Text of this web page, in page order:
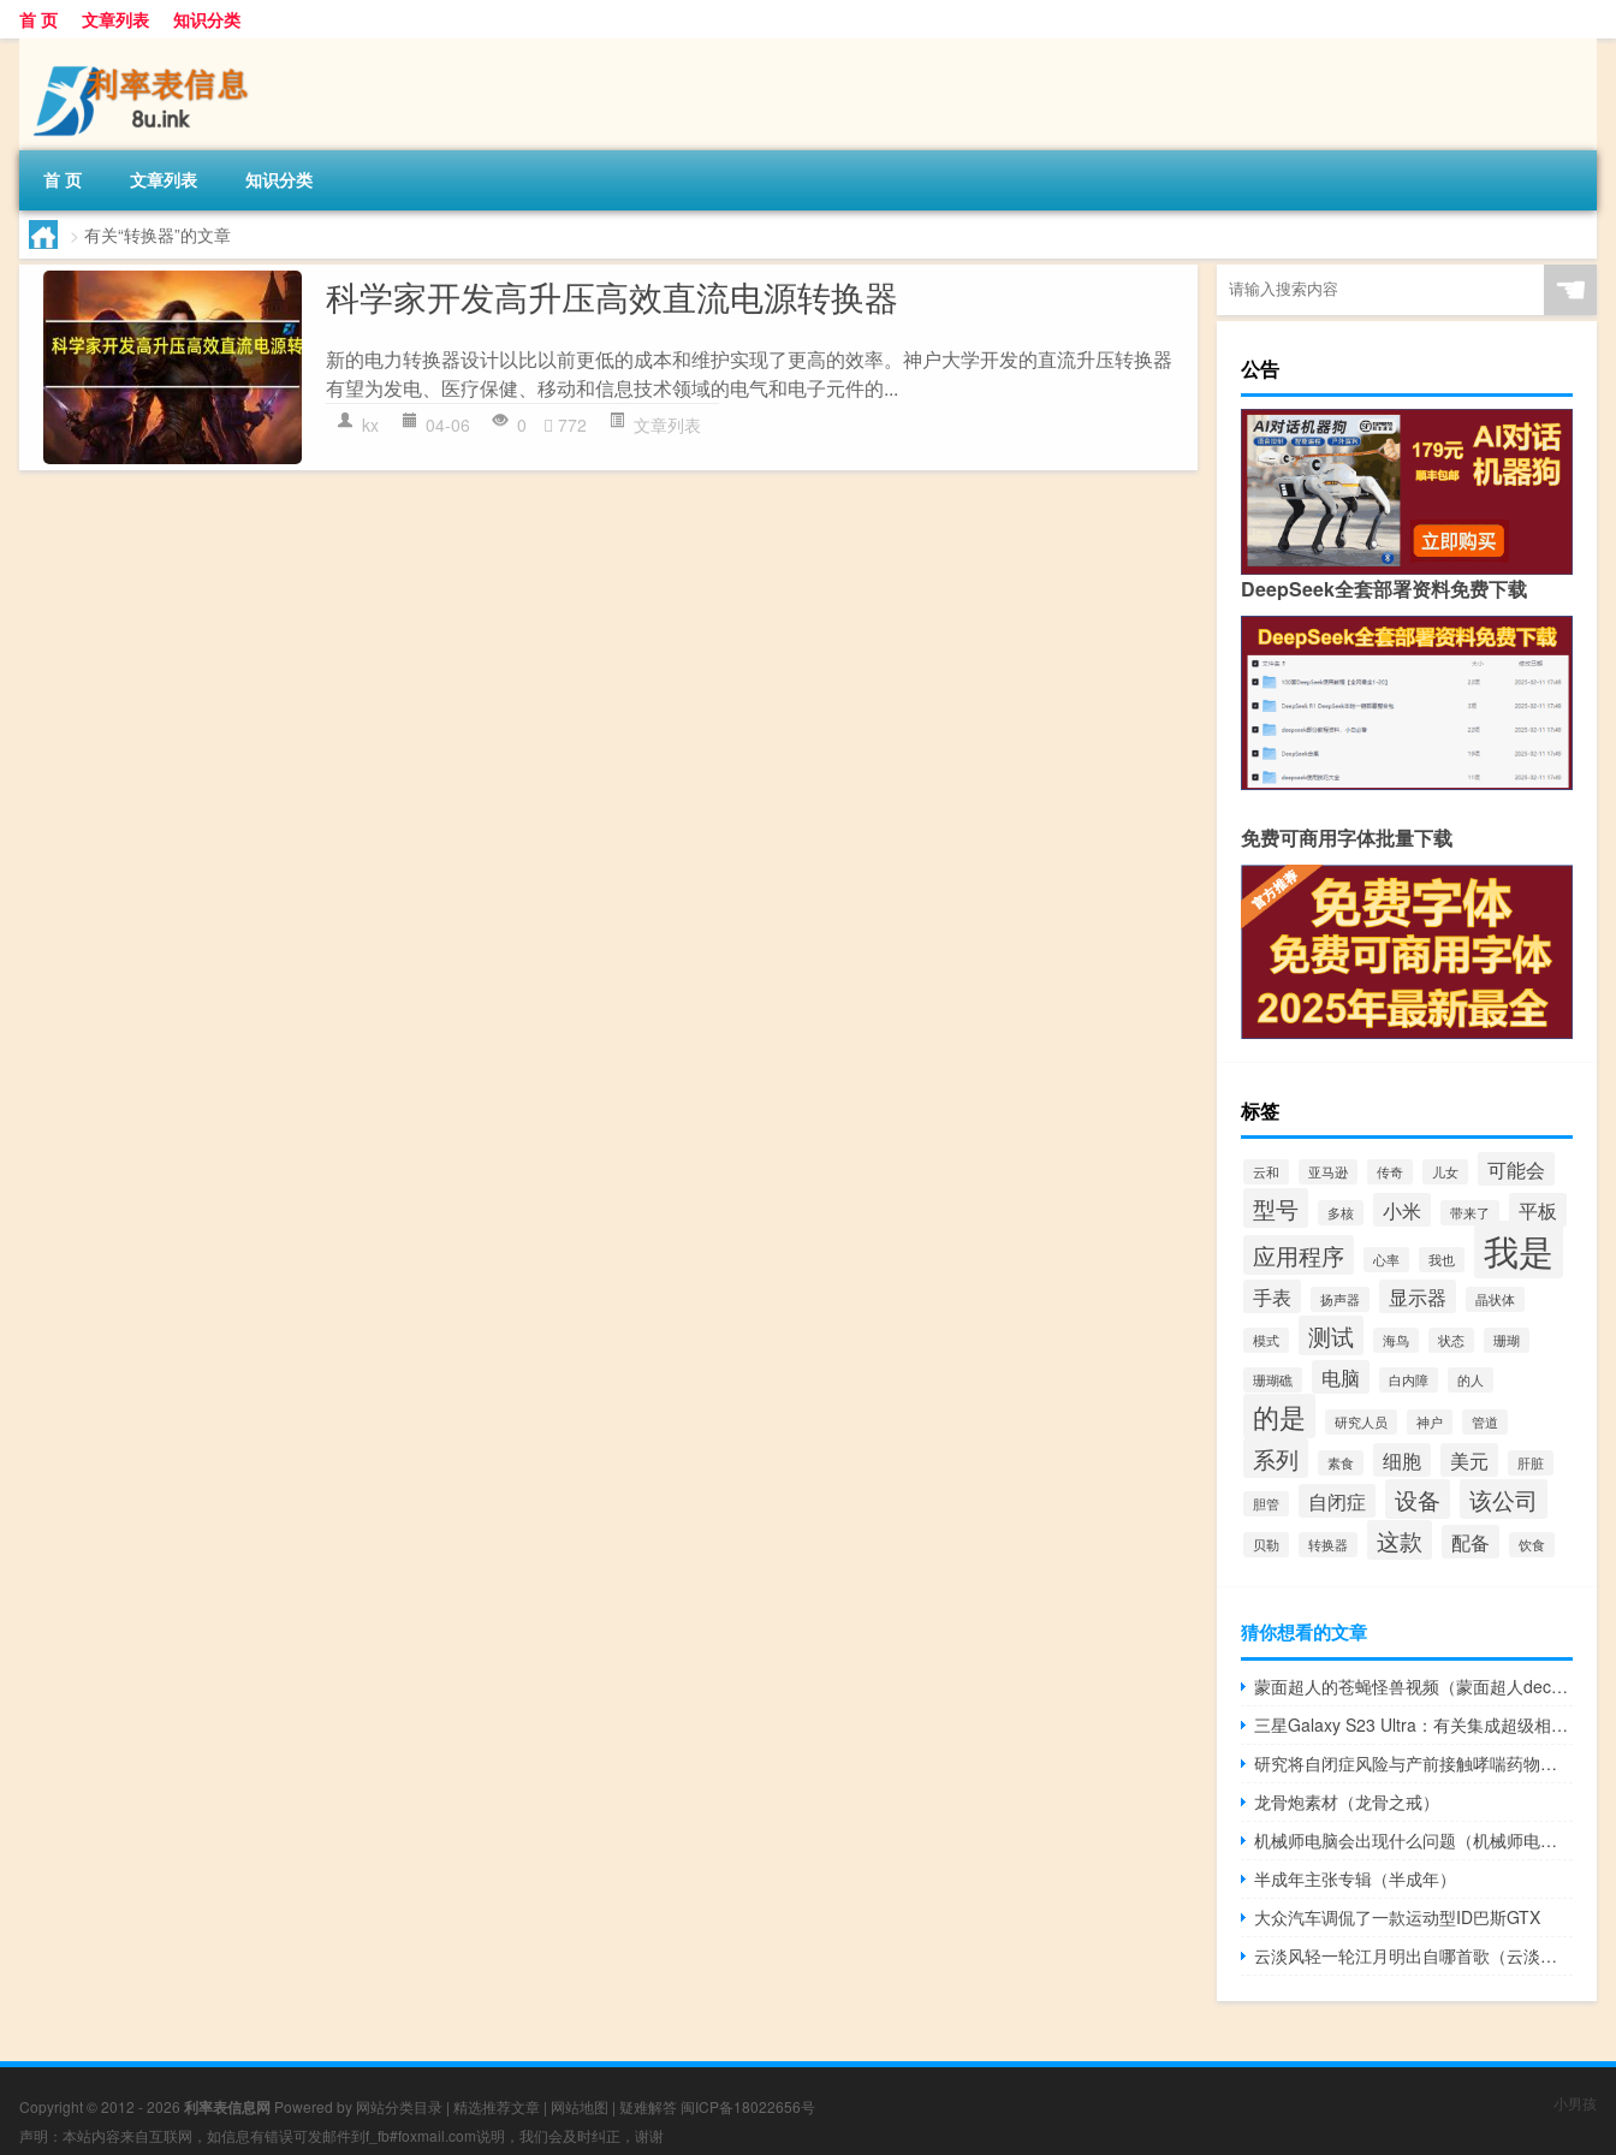
首 页 文章列表 知识分类
首 页 文章列表 知识分类
> 有关“转换器”的文章
科学家开发高升压高效直流电源转换器
新的电力转换器设计以比以前更低的成本和维护实现了更高的效率。神户大学开发的直流升压转换器
有望为发电、医疗保健、移动和信息技术领域的电气和电子元件的...
kx 04-06 0 772 文章列表
☚
公告
DeepSeek全套部署资料免费下载
免费可商用字体批量下载
标签
云和 亚马逊 传奇 儿女 可能会
型号 多核 小米 带来了 平板
应用程序 心率 我也 我是
手表 扬声器 显示器 晶状体
模式 测试 海鸟 状态 珊瑚
珊瑚礁 电脑 白内障 的人
的是 研究人员 神户 管道
系列 素食 细胞 美元 肝脏
胆管 自闭症 设备 该公司
贝勒 转换器 这款 配备 饮食
猜你想看的文章
蒙面超人的苍蝇怪兽视频（蒙面超人decade）
三星Galaxy S23 Ultra：有关集成超级相机功能的更多详细信息
研究将自闭症风险与产前接触哮喘药物联系起来
龙骨炮素材（龙骨之戒）
机械师电脑会出现什么问题（机械师电脑真心垃圾）
半成年主张专辑（半成年）
大众汽车调侃了一款运动型ID巴斯GTX
云淡风轻一轮江月明出自哪首歌（云淡风轻）
Copyright © 2012 - 2026 利率表信息网 Powered by 网站分类目录 | 精选推荐文章 | 网站地图 | 疑难解答 闽ICP备18022656号
声明：本站内容来自互联网，如信息有错误可发邮件到f_fb#foxmail.com说明，我们会及时纠正，谢谢
小男孩